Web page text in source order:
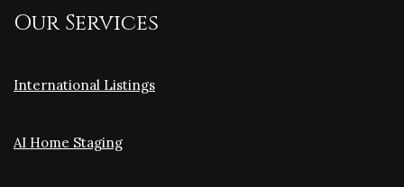
Our Services
International Listings
AI Home Staging